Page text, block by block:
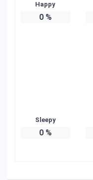
Happy
0%
Sleepy
0%